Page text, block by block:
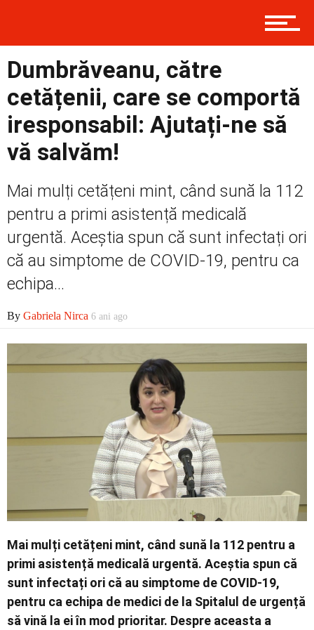
Prima
Social
Dumbrăveanu, către
cetățenii, care se comportă
iresponsabil: Ajutați-ne să
vă salvăm!
Mai mulți cetățeni mint, când sună la 112
pentru a primi asistență medicală
urgentă. Aceștia spun că sunt infectați ori
că au simptome de COVID-19, pentru ca
echipa...
By Gabriela Nirca 6 ani ago
Mai mulți cetățeni mint, când sună la 112 pentru a
primi asistență medicală urgentă. Aceștia spun că
sunt infectați ori că au simptome de COVID-19,
pentru ca echipa de medici de la Spitalul de urgență
să vină la ei în mod prioritar. Despre aceasta a